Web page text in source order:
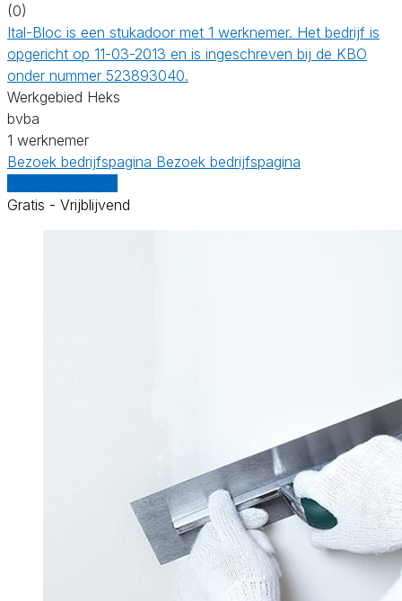
(0)
Ital-Bloc is een stukadoor met 1 werknemer. Het bedrijf is
opgericht op 11-03-2013 en is ingeschreven bij de KBO
onder nummer 523893040.
Werkgebied Heks
bvba
1 werknemer
Bezoek bedrijfspagina Bezoek bedrijfspagina
Gratis - Vrijblijvend